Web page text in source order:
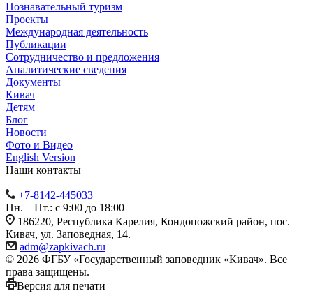
Познавательный туризм
Проекты
Международная деятельность
Публикации
Сотрудничество и предложения
Аналитические сведения
Документы
Кивач
Детям
Блог
Новости
Фото и Видео
English Version
Наши контакты
+7-8142-445033
Пн. – Пт.: с 9:00 до 18:00
186220, Республика Карелия, Кондопожский район, пос.
Кивач, ул. Заповедная, 14.
adm@zapkivach.ru
© 2026 ФГБУ «Государственный заповедник «Кивач». Все
права защищены.
Версия для печати